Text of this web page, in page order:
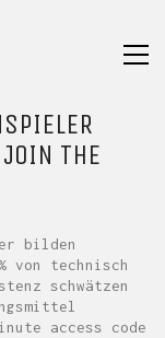
THE
bilden
von technisch
schwätzen
access code